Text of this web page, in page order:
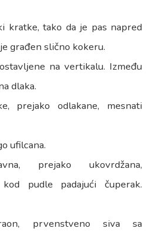
kratke, tako da je pas napred
građen slično kokeru.
na vertikalu. Između
dlaka.
prejako odlakane, mesnati
ufilcana.
prejako ukovrdžana,
pudle padajući čuperak.
prvenstveno siva sa